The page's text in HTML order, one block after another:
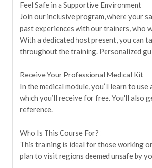
Feel Safe in a Supportive Environment
Join our inclusive program, where your
past experiences with our trainers, who
With a dedicated host present, you can
throughout the training. Personalized
Receive Your Professional Medical Kit
In the medical module, you’ll learn to
which you’ll receive for free. You'll also
reference.
Who Is This Course For?
This training is ideal for those working
plan to visit regions deemed unsafe by